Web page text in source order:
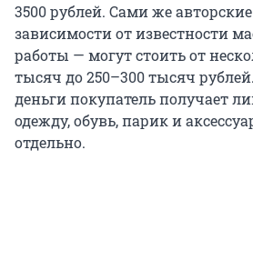
3500 рублей. Сами же
зависимости от известности
работы — могут стоить от
тысяч до 250–300 тысяч
деньги покупатель получает
одежду, обувь, парик и
отдельно.